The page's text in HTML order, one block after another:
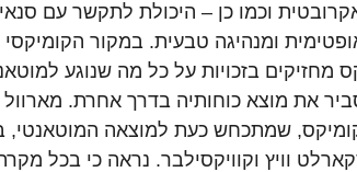
וכמו כן – היכולת לתקשר עם
ומנהיגה טבעית. במקור הקומיקסי
מחזיקים בזכויות על כל מה שנוגע
את מוצא כוחותיה בדרך אחרת. מארוול
שמתכחש כעת למוצאה המוטאנטי,
וויץ וקוויקסילבר. נראה כי בכל